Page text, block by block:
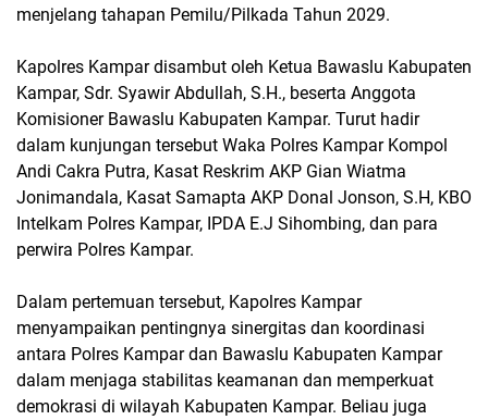
menjelang tahapan Pemilu/Pilkada Tahun 2029.
Kapolres Kampar disambut oleh Ketua Bawaslu Kabupaten
Kampar, Sdr. Syawir Abdullah, S.H., beserta Anggota
Komisioner Bawaslu Kabupaten Kampar. Turut hadir
dalam kunjungan tersebut Waka Polres Kampar Kompol
Andi Cakra Putra, Kasat Reskrim AKP Gian Wiatma
Jonimandala, Kasat Samapta AKP Donal Jonson, S.H, KBO
Intelkam Polres Kampar, IPDA E.J Sihombing, dan para
perwira Polres Kampar.
Dalam pertemuan tersebut, Kapolres Kampar
menyampaikan pentingnya sinergitas dan koordinasi
antara Polres Kampar dan Bawaslu Kabupaten Kampar
dalam menjaga stabilitas keamanan dan memperkuat
demokrasi di wilayah Kabupaten Kampar. Beliau juga